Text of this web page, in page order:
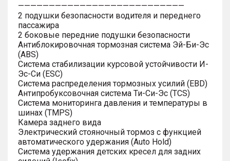
———————————————————————————
2 подушки безопасности водителя и переднего
пассажира
2 боковые передние подушки безопасности
Антиблокировочная тормозная система Эй-Би-Эс
(ABS)
Система стабилизации курсовой устойчивости И-
Эс-Си (ESC)
Система распределения тормозных усилий (EBD)
Антипробуксовочная система Ти-Си-Эс (TCS)
Система мониторинга давления и температуры в
шинах (TMPS)
Камера заднего вида
Электрический стояночный тормоз с функцией
автоматического удержания (Auto Hold)
Система удержания детских кресел для задних